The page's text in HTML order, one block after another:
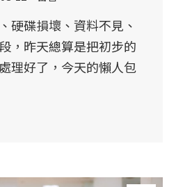
硬碟損壞、資料不見、
，昨天總算是把初步的
理好了，今天的懶人包